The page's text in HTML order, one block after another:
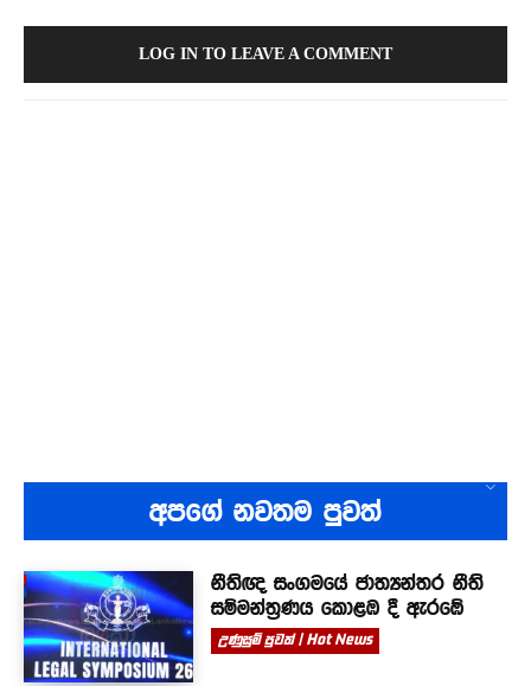
LOG IN TO LEAVE A COMMENT
අපගේ නවතම පුවත්
නීතිඥ සංගමයේ ජාත්‍යන්තර නීති
සම්මන්ත්‍රණය කොළඹ දී ඇරඹේ
උණුසුම් පුවත් | Hot News